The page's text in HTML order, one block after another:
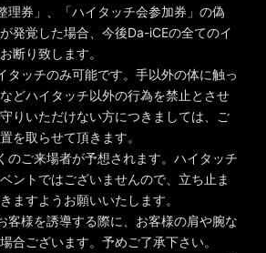
理券」、「ハイタッチ会参加券」の偽
発覚した場合、今後Da-iCEの全てのイ
断り致します。
タッチのみ可能です。手以外の体に触っ
どハイタッチ以外の行為を禁止とさせ
りいただけない方につきましては、ご
を取らせて頂きます。
のご来場者が予想されます。ハイタッチ
ントではございませんので、立ち止ま
ますようお願いいたします。
客様を誘導する際に、お客様の肩や腕な
合ございます。予めご了承下さい。